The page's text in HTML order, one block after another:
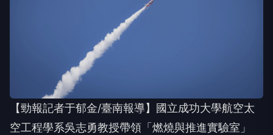
【勁報記者于郁金/臺南報導】國立成功大學航空太
空工程學系吳志勇教授帶領「燃燒與推進實驗室」